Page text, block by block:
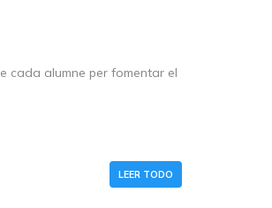
cada alumne per fomentar el
LEER TODO